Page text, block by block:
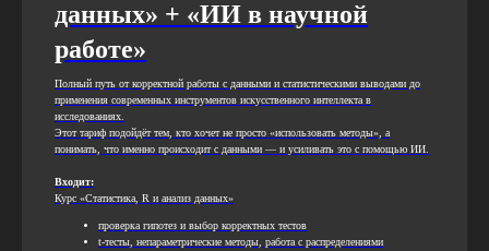
данных» + «ИИ в научной
работе»
Полный путь от корректной работы с данными и статистическими выводами до
применения современных инструментов искусственного интеллекта в
исследованиях.
Этот тариф подойдёт тем, кто хочет не просто «использовать методы», а
понимать, что именно происходит с данными — и усиливать это с помощью ИИ.
Входит:
Курс «Статистика, R и анализ данных»
проверка гипотез и выбор корректных тестов
t-тесты, непараметрические методы, работа с распределениями